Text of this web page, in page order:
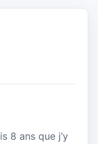
8 ans que j’y